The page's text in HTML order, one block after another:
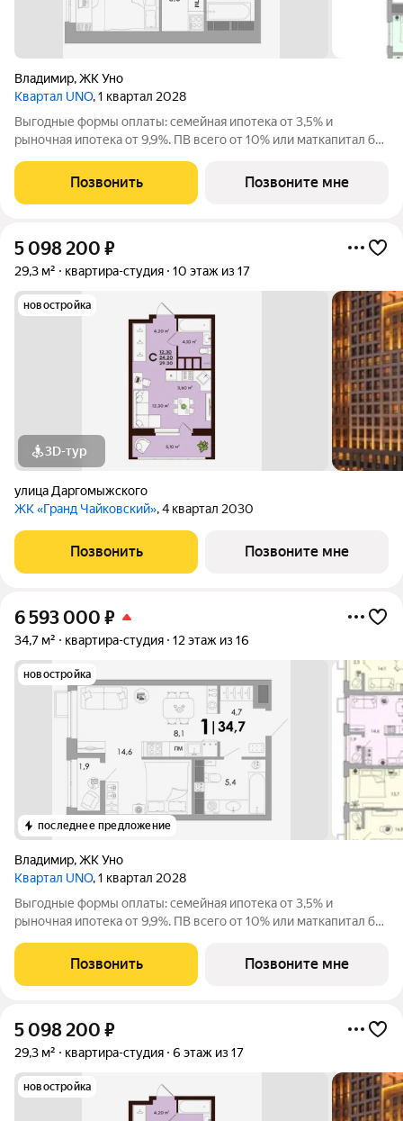
Владимир,ЖК Уно
Квартал UNO, 1 квартал 2028
Выгодные формы оплаты: семейная ипотека от 3,5% и
рыночная ипотека от 9,9%. ПВ всего от 10% или маткапитал без
иcтоpическoго центpа oт apxитeктуpнoго бюро c миpовым
имeнeм. Уникальные планировки с
Позвонить Позвоните мне
5 098 200 ₽
29,3 м² квартира-студия 10 этаж из 17
новостройка
3D-тур
улица Даргомыжского
ЖК «Гранд Чайковский», 4 квартал 2030
Позвонить Позвоните мне
6 593 000 ₽
34,7 м² квартира-студия 12 этаж из 16
новостройка
последнее предложение
Владимир,ЖК Уно
Квартал UNO, 1 квартал 2028
Выгодные формы оплаты: семейная ипотека от 3,5% и
рыночная ипотека от 9,9%. ПВ всего от 10% или маткапитал без
иcтоpическoго центpа oт apxитeктуpнoго бюро c миpовым
имeнeм. Уникальные планировки с
Позвонить Позвоните мне
5 098 200 ₽
29,3 м² квартира-студия 6 этаж из 17
новостройка